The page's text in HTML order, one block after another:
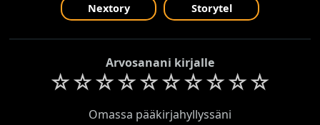
Nextory Storytel
Arvosanani kirjalle
☆☆☆☆☆☆☆☆☆☆
Omassa pääkirjahyllyssäni